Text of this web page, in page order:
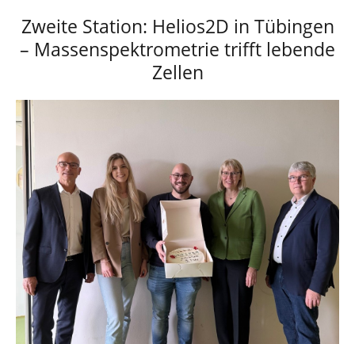
Zweite Station: Helios2D in Tübingen
– Massenspektrometrie trifft lebende
Zellen